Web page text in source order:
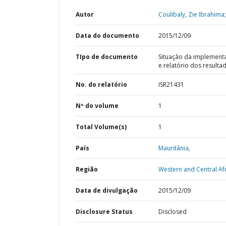
Autor Coulibaly, Zie Ibrahima;
Data do documento 2015/12/09
TIpo de documento
Situação da
e relatório dos
No. do relatório ISR21431
Nº do volume 1
Total Volume(s) 1
País Mauritânia,
Região Western and Central
Data de divulgação 2015/12/09
Disclosure Status Disclosed